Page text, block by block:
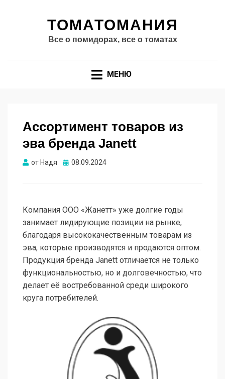
ТОМАТОМАНИЯ
Все о помидорах, все о томатах
МЕНЮ
Ассортимент товаров из
эва бренда Janett
от Надя Опубликовано
08.09.2024
Компания ООО «Жанетт» уже долгие годы
занимает лидирующие позиции на рынке,
благодаря высококачественным товарам из
эва, которые производятся и продаются оптом.
Продукция бренда Janett отличается не только
функциональностью, но и долговечностью, что
делает её востребованной среди широкого
круга потребителей.